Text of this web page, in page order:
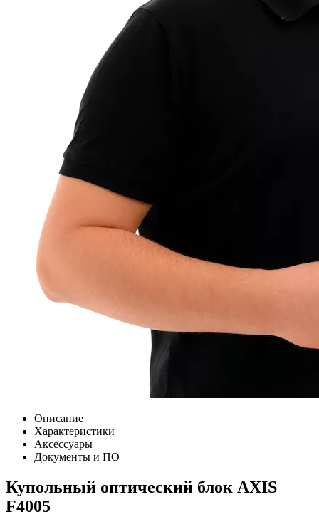
Описание
Характеристики
Аксессуары
Документы и ПО
Купольный оптический блок AXIS
F4005